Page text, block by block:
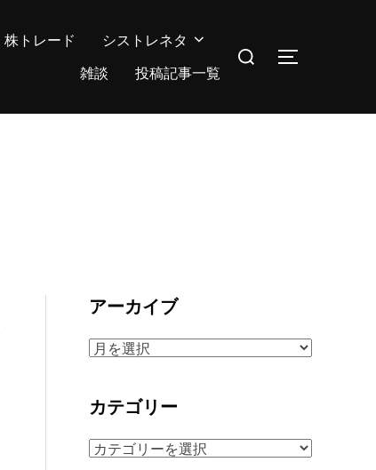
株トレード
シストレネタ
雑談
投稿記事一覧
検
サイドバー
アーカイブ
ア
イ
ブ
カテゴリー
カ